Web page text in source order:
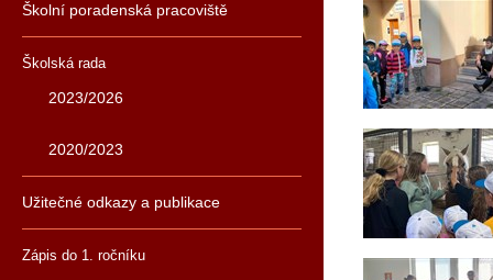
Školní poradenská pracoviště
Školská rada
2023/2026
2020/2023
Užitečné odkazy a publikace
Zápis do 1. ročníku